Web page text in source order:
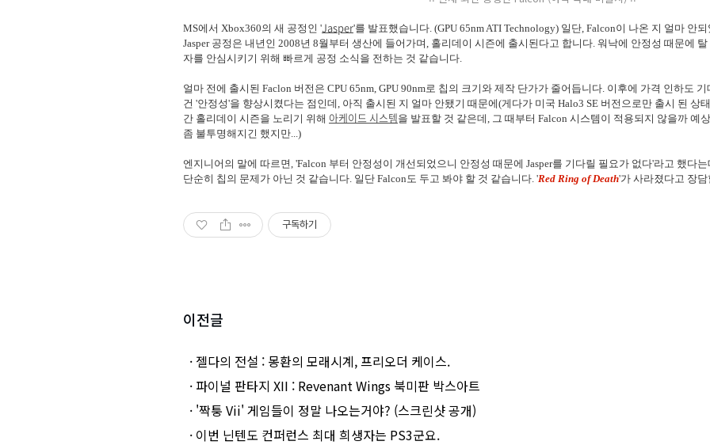
MS에서 Xbox360의 새 공정인 'Jasper'를 발표했습니다. (GPU 65nm ATI Technology) 일단, Falcon이 나온 지 얼마 안
Jasper 공정은 내년인 2008년 8월부터 생산에 들어가며, 홀리데이 시즌에 출시된다고 합니다. 워낙에 안정성 때문에
자를 안심시키기 위해 빠르게 공정 소식을 전하는 것 같습니다.
얼마 전에 출시된 Faclon 버전은 CPU 65nm, GPU 90nm로 칩의 크기와 제작 단가가 줄어듭니다. 이후에 가격 인하도
건 '안정성'을 향상시켰다는 점인데, 아직 출시된 지 얼마 안됐기 때문에(게다가 미국 Halo3 SE 버전으로만 출시 된 상
간 홀리데이 시즌을 노리기 위해 아케이드 시스템을 발표할 것 같은데, 그 때부터 Falcon 시스템이 적용되지 않을까 예
좀 불투명해지긴 했지만...)
엔지니어의 말에 따르면, 'Falcon 부터 안정성이 개선되었으니 안정성 때문에 Jasper를 기다릴 필요가 없다'라고 했다
단순히 칩의 문제가 아닌 것 같습니다. 일단 Falcon도 두고 봐야 할 것 같습니다. 'Red Ring of Death'가 사라졌다고 장
구독하기
이전글
· 젤다의 전설 : 몽환의 모래시계, 프리오더 케이스.
· 파이널 판타지 XII : Revenant Wings 북미판 박스아트
· '짝퉁 Vii' 게임들이 정말 나오는거야? (스크린샷 공개)
· 이번 닌텐도 컨퍼런스 최대 희생자는 PS3군요.